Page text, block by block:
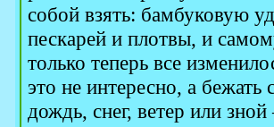
собой взять: бамбуковую
пескарей и плотвы, и
только теперь все
это не интересно, а бежать
дождь, снег, ветер или